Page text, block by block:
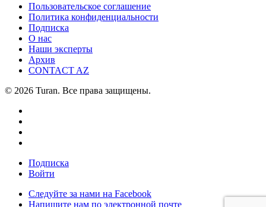
Пользовательское соглашение
Политика конфиденциальности
Подписка
О нас
Наши эксперты
Архив
CONTACT AZ
© 2026 Turan. Все права защищены.
Подписка
Войти
Следуйте за нами на Facebook
Напишите нам по электронной почте